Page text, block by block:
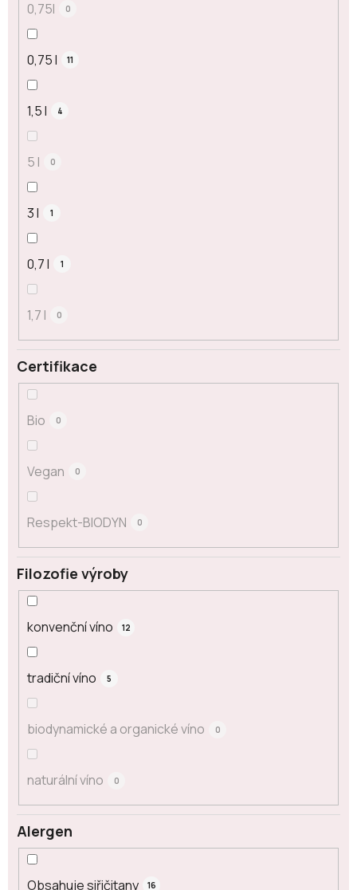
0,75l 0
0,75 l 11
1,5 l 4
5 l 0
3 l 1
0,7 l 1
1,7 l 0
Certifikace
Bio 0
Vegan 0
Respekt-BIODYN 0
Filozofie výroby
konvenční víno 12
tradiční víno 5
biodynamické a organické víno 0
naturální víno 0
Alergen
Obsahuje siřičitany 16